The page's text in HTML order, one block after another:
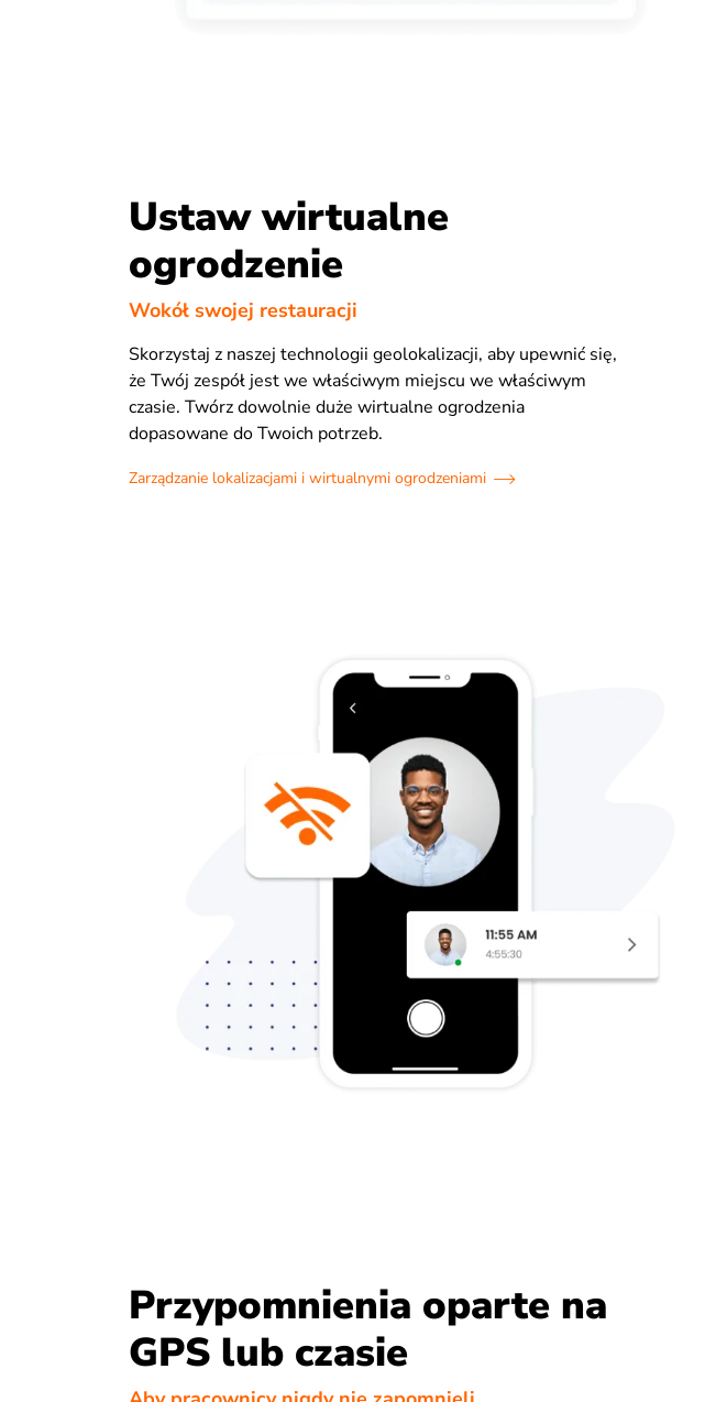
Ustaw wirtualne
ogrodzenie
Wokół swojej restauracji
Skorzystaj z naszej technologii geolokalizacji, aby upewnić się,
że Twój zespół jest we właściwym miejscu we właściwym
czasie. Twórz dowolnie duże wirtualne ogrodzenia
dopasowane do Twoich potrzeb.
Zarządzanie lokalizacjami i wirtualnymi ogrodzeniami
Przypomnienia oparte na
GPS lub czasie